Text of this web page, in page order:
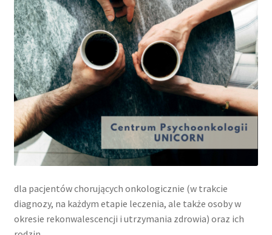
dla pacjentów chorujących onkologicznie (w trakcie
diagnozy, na każdym etapie leczenia, ale także osoby w
okresie rekonwalescencji i utrzymania zdrowia) oraz ich